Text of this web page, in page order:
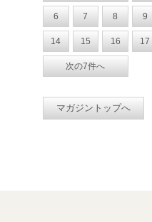
6 7 8 9
14 15 16 17
次の7件へ
マガジントップへ